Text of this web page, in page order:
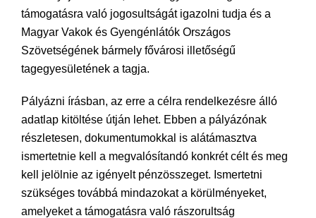
támogatásra való jogosultságát igazolni tudja és a
Magyar Vakok és Gyengénlátók Országos
Szövetségének bármely fővárosi illetőségű
tagegyesületének a tagja.
Pályázni írásban, az erre a célra rendelkezésre álló
adatlap kitöltése útján lehet. Ebben a pályázónak
részletesen, dokumentumokkal is alátámasztva
ismertetnie kell a megvalósítandó konkrét célt és meg
kell jelölnie az igényelt pénzösszeget. Ismertetni
szükséges továbbá mindazokat a körülményeket,
amelyeket a támogatásra való rászorultság